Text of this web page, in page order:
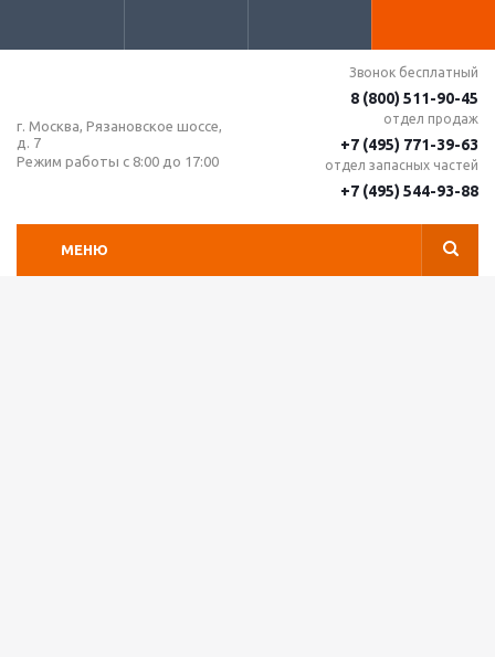
г. Москва, Рязановское шоссе,
д. 7
Режим работы с 8:00 до 17:00
Звонок бесплатный
8 (800) 511-90-45
отдел продаж
+7 (495) 771-39-63
отдел запасных частей
+7 (495) 544-93-88
МЕНЮ